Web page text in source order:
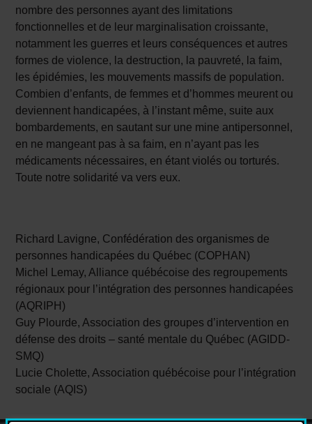
nombre des personnes ayant des limitations
fonctionnelles et de leur marginalisation croissante,
notamment les guerres et leurs conséquences et autres
formes de violence, la destruction, la pauvreté, la faim,
les épidémies, les mouvements massifs de population.
Combien d’enfants, de femmes et d’hommes meurent ou
deviennent handicapées, à l’instant même, suite aux
bombardements, en sautant sur une mine antipersonnel,
en ne mangeant pas à sa faim, en n’ayant pas les
médicaments nécessaires, en étant violés ou torturés.
Toute notre solidarité va vers eux.
Richard Lavigne, Confédération des organismes de
personnes handicapées du Québec (COPHAN)
Michel Lemay, Alliance québécoise des regroupements
régionaux pour l’intégration des personnes handicapées
(AQRIPH)
Guy Plourde, Association des groupes d’intervention en
défense des droits – santé mentale du Québec (AGIDD-
SMQ)
Lucie Cholette, Association québécoise pour l’intégration
sociale (AQIS)